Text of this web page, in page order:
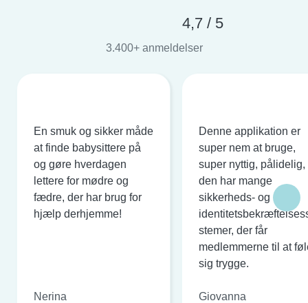
4,7 / 5
3.400+ anmeldelser
En smuk og sikker måde
at finde babysittere på
og gøre hverdagen
lettere for mødre og
fædre, der har brug for
hjælp derhjemme!
Nerina
Denne applikation er
super nem at bruge,
super nyttig, pålidelig,
den har mange
sikkerheds- og
stemer, der får
medlemmerne til at
sig trygge.
Giovanna